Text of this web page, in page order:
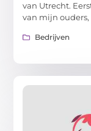
van Utrecht.
van mijn
Bedrijven